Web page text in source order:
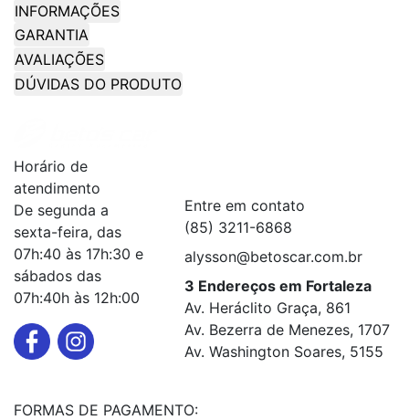
INFORMAÇÕES
GARANTIA
AVALIAÇÕES
DÚVIDAS DO PRODUTO
Horário de
atendimento
De segunda a
sexta-feira, das
07h:40 às 17h:30 e
sábados das
07h:40h às 12h:00
Entre em contato
(85) 3211-6868
alysson@betoscar.com.br
3 Endereços em Fortaleza
Av. Heráclito Graça, 861
Av. Bezerra de Menezes, 1707
Av. Washington Soares, 5155
FORMAS DE PAGAMENTO: